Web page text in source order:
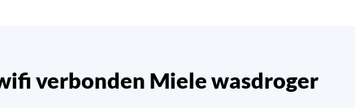
verbonden Miele wasdroger